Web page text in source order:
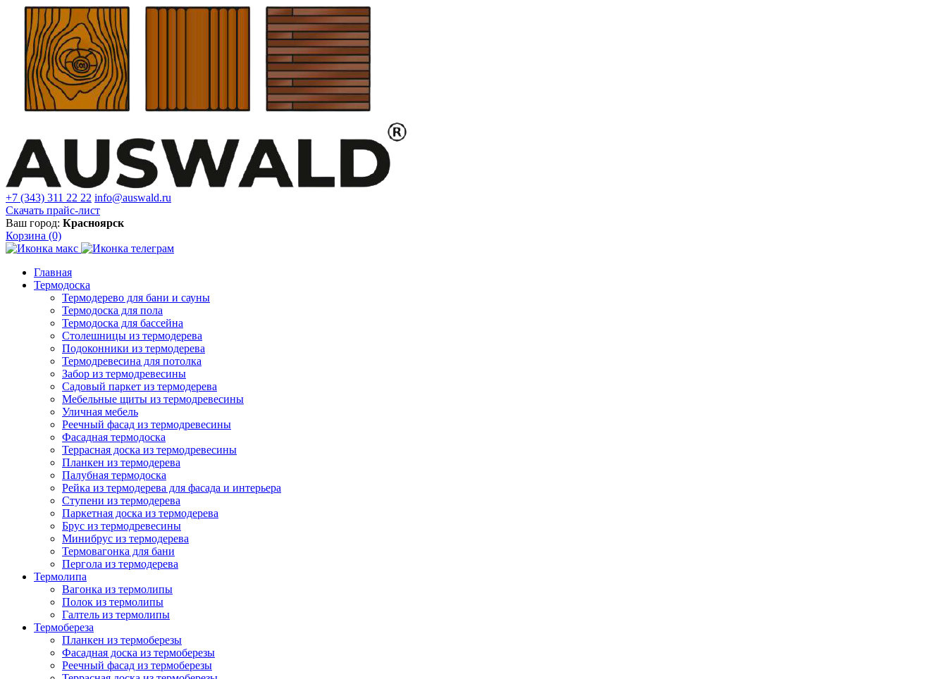
+7 (343) 311 22 22 info@auswald.ru
Скачать прайс-лист
Ваш город: Красноярск
Корзина (0)
Главная
Термодоска
Термодерево для бани и сауны
Термодоска для пола
Термодоска для бассейна
Столешницы из термодерева
Подоконники из термодерева
Термодревесина для потолка
Забор из термодревесины
Садовый паркет из термодерева
Мебельные щиты из термодревесины
Уличная мебель
Реечный фасад из термодревесины
Фасадная термодоска
Террасная доска из термодревесины
Планкен из термодерева
Палубная термодоска
Рейка из термодерева для фасада и интерьера
Ступени из термодерева
Паркетная доска из термодерева
Брус из термодревесины
Минибрус из термодерева
Термовагонка для бани
Пергола из термодерева
Термолипа
Вагонка из термолипы
Полок из термолипы
Галтель из термолипы
Термобереза
Планкен из термоберезы
Фасадная доска из термоберезы
Реечный фасад из термоберезы